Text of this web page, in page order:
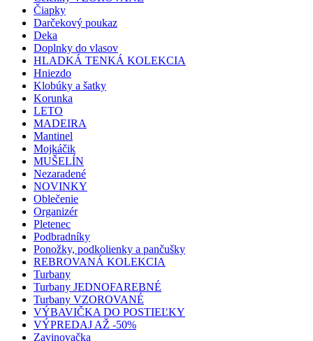
Čiapky
Darčekový poukaz
Deka
Doplnky do vlasov
HLADKÁ TENKÁ KOLEKCIA
Hniezdo
Klobúky a šatky
Korunka
LETO
MADEIRA
Mantinel
Mojkáčik
MUŠELÍN
Nezaradené
NOVINKY
Oblečenie
Organizér
Pletenec
Podbradníky
Ponožky, podkolienky a pančušky
REBROVANÁ KOLEKCIA
Turbany
Turbany JEDNOFAREBNÉ
Turbany VZOROVANÉ
VÝBAVIČKA DO POSTIEĽKY
VÝPREDAJ AŽ -50%
Zavinovačka